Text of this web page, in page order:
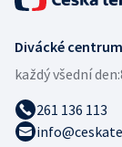
Divácké centrum
každý všední den:
261 136 113